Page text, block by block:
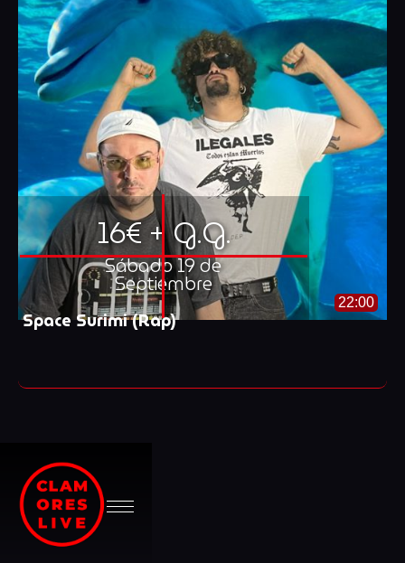
16€ + G.G.
Sábado 19 de
Septiembre
22:00
Space Surimi (Rap)